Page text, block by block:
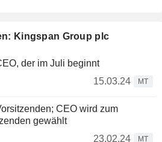
Kingspan Group plc
der im Juli beginnt
15.03.24
MT
CEO wird zum
gewählt
23.02.24
MT